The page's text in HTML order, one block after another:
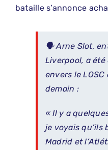
bataille s’annonce
🗣️ Arne Slot,
Liverpool, a
envers le
demain :
« Il y a
je voyais qu’ils
Madrid et